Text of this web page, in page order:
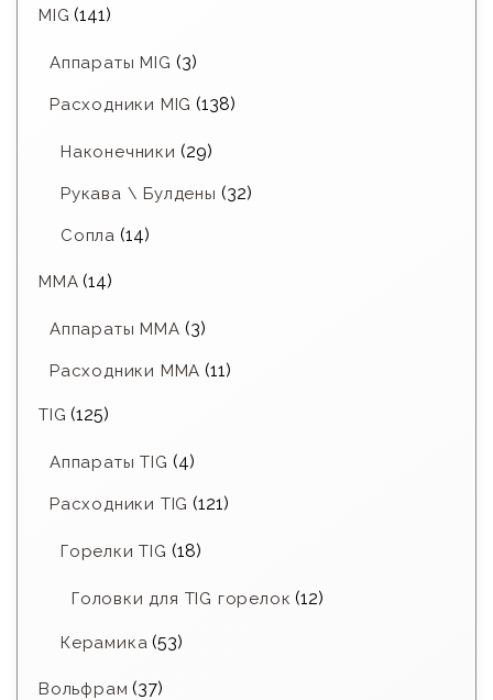
MIG (141)
Аппараты MIG (3)
Расходники MIG (138)
Наконечники (29)
Рукава \ Булдены (32)
Сопла (14)
MMA (14)
Аппараты MMA (3)
Расходники ММА (11)
TIG (125)
Аппараты TIG (4)
Расходники TIG (121)
Горелки TIG (18)
Головки для TIG горелок (12)
Керамика (53)
Вольфрам (37)